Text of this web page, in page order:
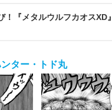
！『メタルウルフカオス
ター・トド丸